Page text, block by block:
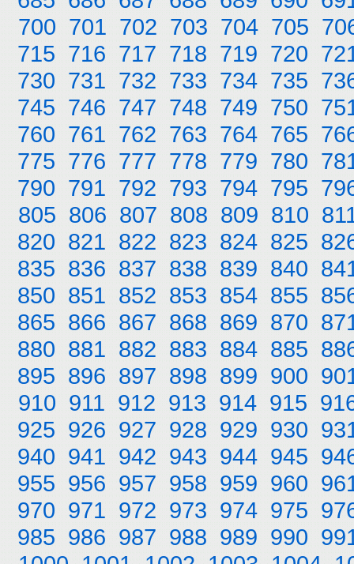
700 701 702 703 704 705
715 716 717 718 719 720
730 731 732 733 734 735
745 746 747 748 749 750
760 761 762 763 764 765
775 776 777 778 779 780
790 791 792 793 794 795
805 806 807 808 809 810
820 821 822 823 824 825
835 836 837 838 839 840
850 851 852 853 854 855
865 866 867 868 869 870
880 881 882 883 884 885
895 896 897 898 899 900
910 911 912 913 914 915
925 926 927 928 929 930
940 941 942 943 944 945
955 956 957 958 959 960
970 971 972 973 974 975
985 986 987 988 989 990